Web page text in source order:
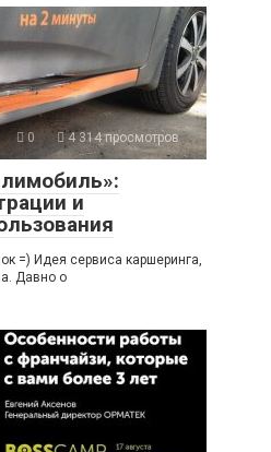
0 4 314 просмотров
и
=) Идея сервиса каршеринга,
Давно о